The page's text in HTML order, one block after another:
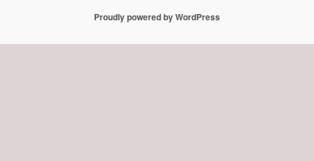
Proudly powered by WordPress